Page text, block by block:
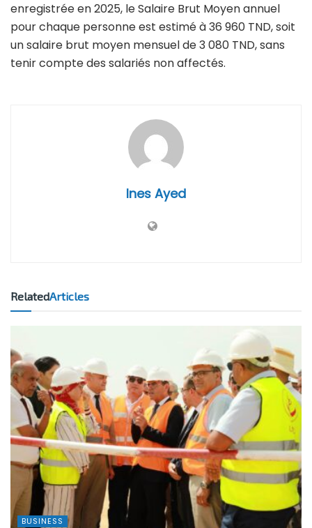
enregistrée en 2025, le Salaire Brut Moyen annuel
pour chaque personne est estimé à 36 960 TND, soit
un salaire brut moyen mensuel de 3 080 TND, sans
tenir compte des salariés non affectés.
Ines Ayed
RelatedArticles
BUSINESS